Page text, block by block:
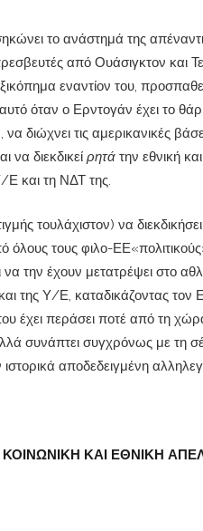
το ανάστημά της
από Ουάσιγκτον και
εναντίον του,
αυτό όταν ο Ερντογάν έχει το
διώχνει τις αμερικανικές
να διεκδικεί ρητά την εθνική
Ε και τη ΝΔΤ της.
τουλάχιστον) να
τους φιλο-
να την έχουν μετατρέψει στο
της Υ/Ε, καταδικάζοντας τον
έχει περάσει ποτέ από τη
συνάπτει συγχρόνως με τη
αποδεδειγμένη
ΚΑΙ ΕΘΝΙΚΗ